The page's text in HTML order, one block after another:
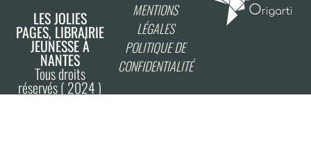
LES JOLIES
PAGES, LIBRAIRIE
JEUNESSE À
NANTES
Tous droits
réservés ( 2024 )
MENTIONS
LÉGALES
POLITIQUE DE
CONFIDENTIALITÉ